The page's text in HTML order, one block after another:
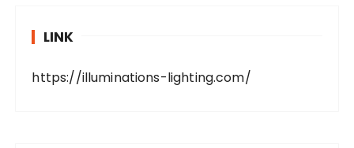
LINK
https://illuminations-lighting.com/